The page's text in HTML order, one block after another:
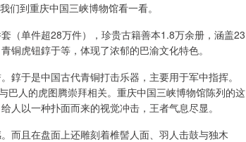
到重庆中国三峡博物馆看一看。
（单件超28万件），珍贵古籍善本1.8万余册，涵盖23
铜虎钮錞于等，体现了浓郁的巴渝文化特色。
錞于是中国古代青铜打击乐器，主要用于军中指挥。
巴人的虎图腾崇拜相关。重庆中国三峡博物馆陈列的这
人以一种扑面而来的视觉冲击，王者气息尽显。
而且在盘面上还雕刻着椎髻人面、羽人击鼓与独木